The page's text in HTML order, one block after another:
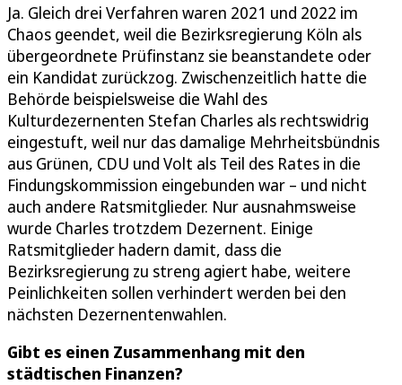
Ja. Gleich drei Verfahren waren 2021 und 2022 im
Chaos geendet, weil die Bezirksregierung Köln als
übergeordnete Prüfinstanz sie beanstandete oder
ein Kandidat zurückzog. Zwischenzeitlich hatte die
Behörde beispielsweise die Wahl des
Kulturdezernenten Stefan Charles als rechtswidrig
eingestuft, weil nur das damalige Mehrheitsbündnis
aus Grünen, CDU und Volt als Teil des Rates in die
Findungskommission eingebunden war – und nicht
auch andere Ratsmitglieder. Nur ausnahmsweise
wurde Charles trotzdem Dezernent. Einige
Ratsmitglieder hadern damit, dass die
Bezirksregierung zu streng agiert habe, weitere
Peinlichkeiten sollen verhindert werden bei den
nächsten Dezernentenwahlen.
Gibt es einen Zusammenhang mit den
städtischen Finanzen?